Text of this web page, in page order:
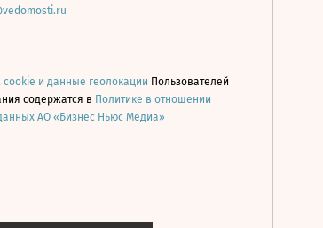
cookie и данные геолокации Пользователей
содержатся в Политике в отношении
АО «Бизнес Ньюс Медиа»